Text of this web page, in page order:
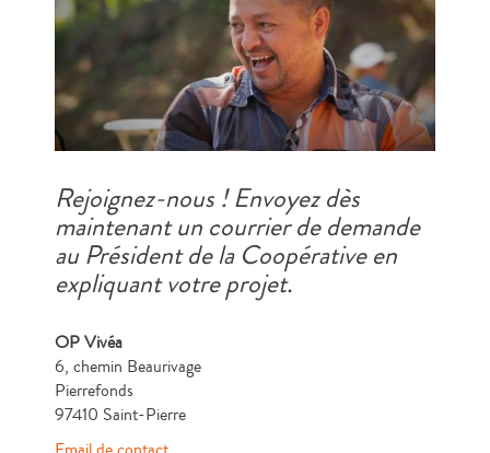
Rejoignez-nous ! Envoyez dès
maintenant un courrier de demande
au Président de la Coopérative en
expliquant votre projet.
OP Vivéa
6, chemin Beaurivage
Pierrefonds
97410 Saint-Pierre